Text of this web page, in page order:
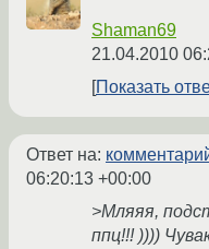
Shaman69
21.04.2010
Показать
Ответ на:
06:20:13 +00:00
>Мляяя,
ппц!!! ))))